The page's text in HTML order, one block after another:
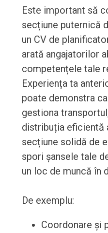
Este important să
secțiune puternică
un CV de
arată angajatorilor
competențele tale
Experiența ta
poate demonstra
gestiona
distribuția eficientă
secțiune solidă de
spori șansele tale
un loc de muncă în
De exemplu:
Coordonare și